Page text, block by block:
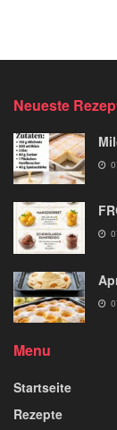
Neueste
Menu
Startseite
Rezepte